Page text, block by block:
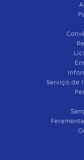
Serviço de